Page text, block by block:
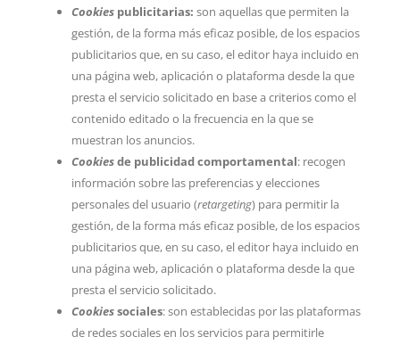
Cookies publicitarias: son aquellas que permiten la
gestión, de la forma más eficaz posible, de los espacios
publicitarios que, en su caso, el editor haya incluido en
una página web, aplicación o plataforma desde la que
presta el servicio solicitado en base a criterios como el
contenido editado o la frecuencia en la que se
muestran los anuncios.
Cookiesde publicidad comportamental: recogen
información sobre las preferencias y elecciones
personales del usuario (retargeting) para permitir la
gestión, de la forma más eficaz posible, de los espacios
publicitarios que, en su caso, el editor haya incluido en
una página web, aplicación o plataforma desde la que
presta el servicio solicitado.
Cookiessociales: son establecidas por las plataformas
de redes sociales en los servicios para permitirle